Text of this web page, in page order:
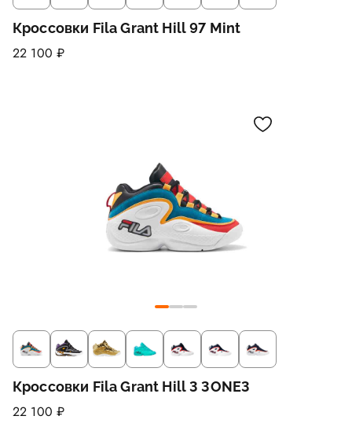
Кроссовки Fila Grant Hill 97 Mint
22 100 ₽
Кроссовки Fila Grant Hill 3 3ONE3
22 100 ₽